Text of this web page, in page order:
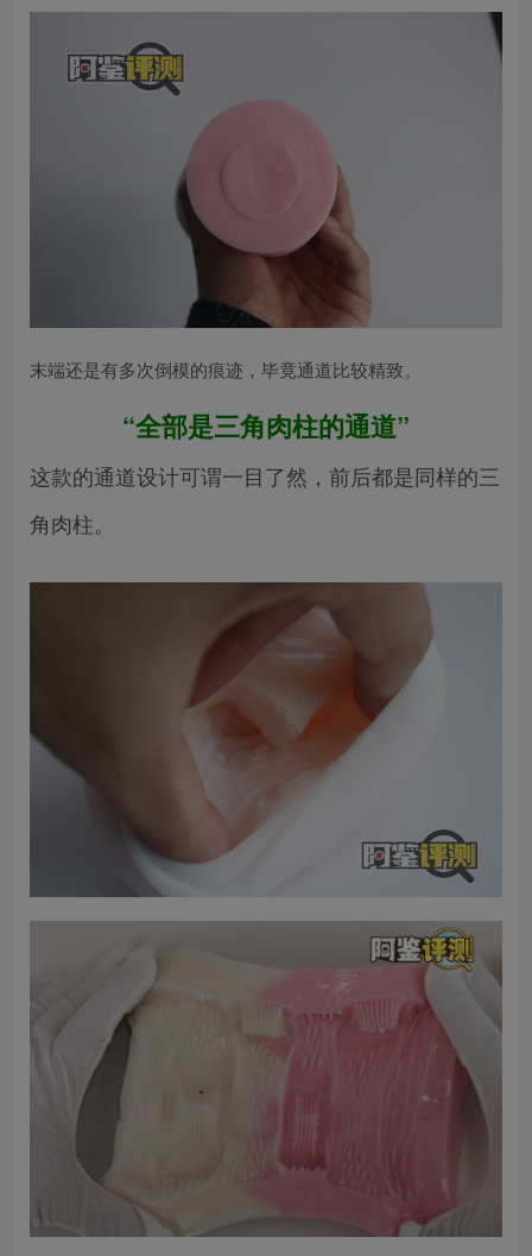
末端还是有多次倒模的痕迹，毕竟通道比较精致。
“全部是三角肉柱的通道”
这款的通道设计可谓一目了然，前后都是同样的三
角肉柱。